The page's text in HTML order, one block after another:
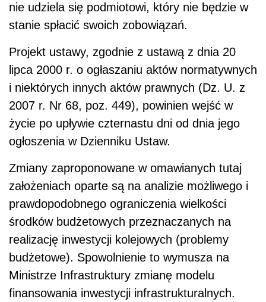
nie udziela się podmiotowi, który nie będzie w
stanie spłacić swoich zobowiązań.
Projekt ustawy, zgodnie z ustawą z dnia 20
lipca 2000 r. o ogłaszaniu aktów normatywnych
i niektórych innych aktów prawnych (Dz. U. z
2007 r. Nr 68, poz. 449), powinien wejść w
życie po upływie czternastu dni od dnia jego
ogłoszenia w Dzienniku Ustaw.
Zmiany zaproponowane w omawianych tutaj
założeniach oparte są na analizie możliwego i
prawdopodobnego ograniczenia wielkości
środków budżetowych przeznaczanych na
realizację inwestycji kolejowych (problemy
budżetowe). Spowolnienie to wymusza na
Ministrze Infrastruktury zmianę modelu
finansowania inwestycji infrastrukturalnych.